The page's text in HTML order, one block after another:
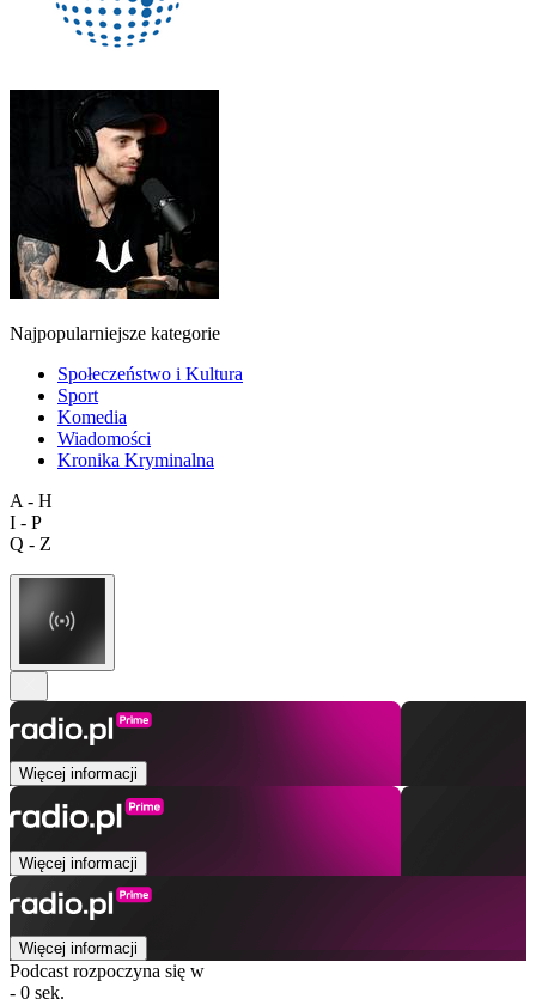
Najpopularniejsze kategorie
Społeczeństwo i Kultura
Sport
Komedia
Wiadomości
Kronika Kryminalna
A - H
I - P
Q - Z
Więcej informacji
Więcej informacji
Więcej informacji
Podcast rozpoczyna się w
- 0 sek.